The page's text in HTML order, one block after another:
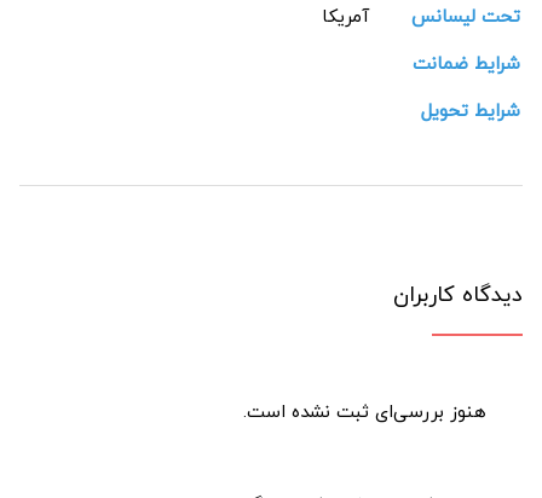
تحت لیسانس
آمریکا
شرایط ضمانت
شرایط تحویل
دیدگاه کاربران
هنوز بررسی‌ای ثبت نشده است.